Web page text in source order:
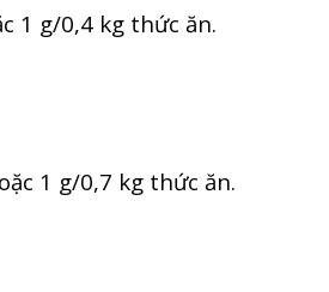
1 g/0,4 kg thức ăn.
1 g/0,7 kg thức ăn.